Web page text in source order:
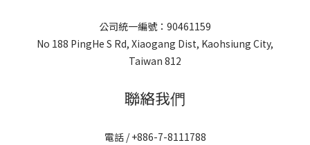
公司統一編號：90461159
No 188 PingHe S Rd, Xiaogang Dist, Kaohsiung City,
Taiwan 812
聯絡我們
電話 / +886-7-8111788